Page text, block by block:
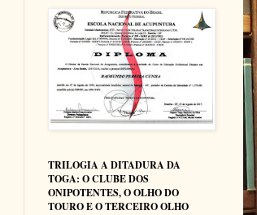
TRILOGIA A DITADURA DA
TOGA: O CLUBE DOS
ONIPOTENTES, O OLHO DO
TOURO E O TERCEIRO OLHO